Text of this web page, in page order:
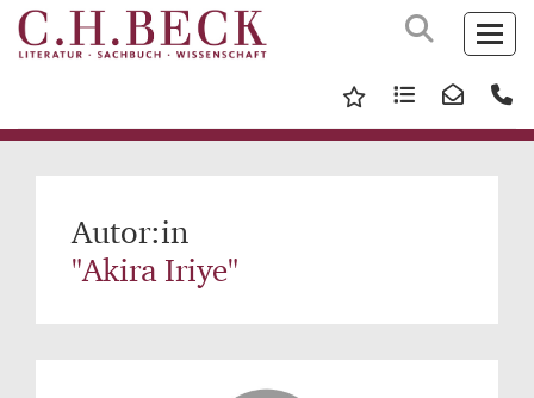
Autor:in
"Akira Iriye"